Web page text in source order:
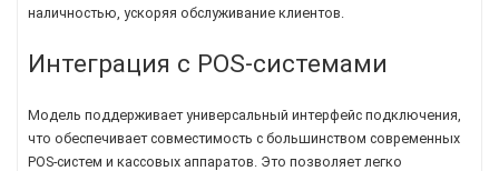
наличностью, ускоряя обслуживание клиентов.
Интеграция с POS-системами
Модель поддерживает универсальный интерфейс подключения,
что обеспечивает совместимость с большинством современных
POS-систем и кассовых аппаратов. Это позволяет легко